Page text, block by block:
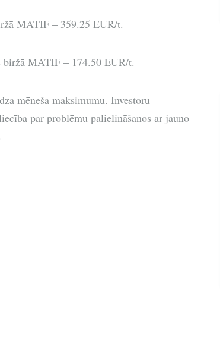
MATIF – 359.25 EUR/t.
biržā MATIF – 174.50 EUR/t.
mēneša maksimumu. Investoru
par problēmu palielināšanos ar jauno